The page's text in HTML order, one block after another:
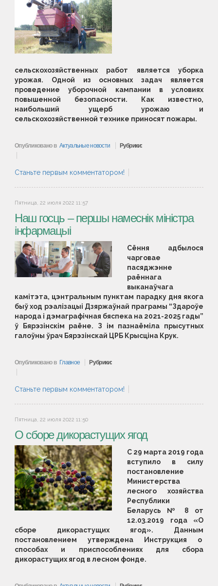
сельскохозяйственных работ является уборка
урожая. Одной из основных задач является
проведение уборочной кампании в условиях
повышенной безопасности. Как известно,
наибольший ущерб урожаю и
сельскохозяйственной технике приносят пожары.
Опубликовано в Актуальные новости Рубрики:
Станьте первым комментатором!
Пятница, 22 июля 2022 11:57
Наш госць – першы намеснік міністра
інфармацыі
Сёння адбылося
чарговае
пасяджэнне
раённага
выканаўчага
камітэта, цэнтральным пунктам парадку дня якога
быў ход рэалізацыі Дзяржаўнай праграмы “Здароўе
народа і дэмаграфічная бяспека на 2021-2025 гады”
ў Бярэзінскім раёне. З ім пазнаёміла прысутных
галоўны ўрач Бярэзінскай ЦРБ Крысціна Крук.
Опубликовано в Главное Рубрики:
Станьте первым комментатором!
Пятница, 22 июля 2022 11:50
О сборе дикорастущих ягод
С 29 марта 2019 года
вступило в силу
постановление
Министерства
лесного хозяйства
Республики
Беларусь № 8 от
12.03.2019 года «О
сборе дикорастущих ягод». Данным
постановлением утверждена Инструкция о
способах и приспособлениях для сбора
дикорастущих ягод в лесном фонде.